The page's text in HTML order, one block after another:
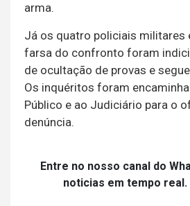
arma.
Já os quatro policiais militares
farsa do confronto foram
de ocultação de provas e
Os inquéritos foram
Público e ao Judiciário para o
denúncia.
Entre no nosso canal do
noticias em tempo real.